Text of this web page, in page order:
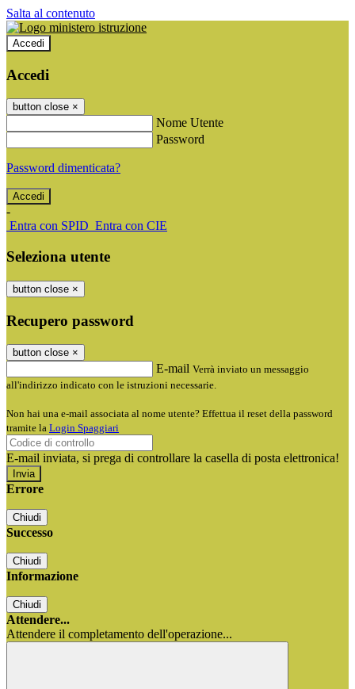
Salta al contenuto
Accedi
Accedi
button close ×
Nome Utente
Password
Password dimenticata?
-
Entra con SPID Entra con CIE
Seleziona utente
button close ×
Recupero password
button close ×
E-mail Verrà inviato un messaggio
all'indirizzo indicato con le istruzioni necessarie.
Non hai una e-mail associata al nome utente? Effettua il reset della password
tramite la Login Spaggiari
E-mail inviata, si prega di controllare la casella di posta elettronica!
Errore
Chiudi
Successo
Chiudi
Informazione
Chiudi
Attendere...
Attendere il completamento dell'operazione...